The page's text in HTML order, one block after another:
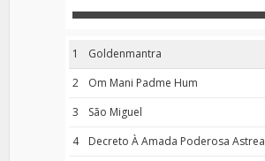
1
Goldenmantra
2
Om Mani Padme Hum
3
São Miguel
4
Decreto À Amada Poderosa Astrea